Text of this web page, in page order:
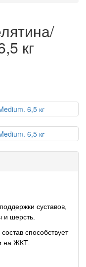
кг
суставов,
и шерсть.
способствует
на ЖКТ.